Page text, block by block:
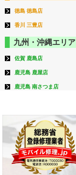
徳島 徳島店
香川 三豊店
九州・沖縄エリア
佐賀 鹿島店
鹿児島 鹿屋店
鹿児島 南さつま店